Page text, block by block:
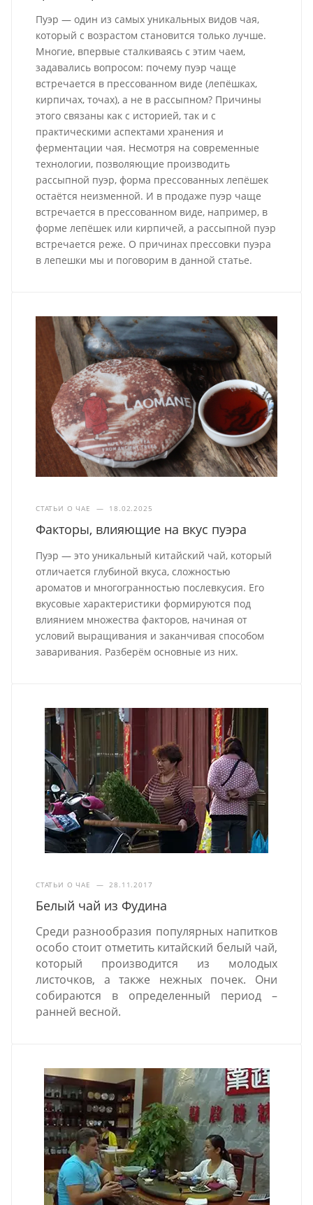
Пуэр — один из самых уникальных видов чая,
который с возрастом становится только лучше.
Многие, впервые сталкиваясь с этим чаем,
задавались вопросом: почему пуэр чаще
встречается в прессованном виде (лепёшках,
кирпичах, точах), а не в рассыпном? Причины
этого связаны как с историей, так и с
практическими аспектами хранения и
ферментации чая. Несмотря на современные
технологии, позволяющие производить
рассыпной пуэр, форма прессованных лепёшек
остаётся неизменной. И в продаже пуэр чаще
встречается в прессованном виде, например, в
форме лепёшек или кирпичей, а рассыпной пуэр
встречается реже. О причинах прессовки пуэра
в лепешки мы и поговорим в данной статье.
СТАТЬИ О ЧАЕ — 18.02.2025
Факторы, влияющие на вкус пуэра
Пуэр — это уникальный китайский чай, который
отличается глубиной вкуса, сложностью
ароматов и многогранностью послевкусия. Его
вкусовые характеристики формируются под
влиянием множества факторов, начиная от
условий выращивания и заканчивая способом
заваривания. Разберём основные из них.
СТАТЬИ О ЧАЕ — 28.11.2017
Белый чай из Фудина
Среди разнообразия популярных напитков
особо стоит отметить китайский белый чай,
который производится из молодых
листочков, а также нежных почек. Они
собираются в определенный период –
ранней весной.